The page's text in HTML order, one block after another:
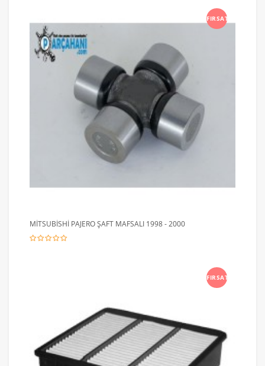
FIRSAT
MİTSUBİSHİ PAJERO ŞAFT MAFSALI 1998 - 2000
FIRSAT